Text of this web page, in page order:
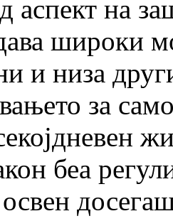
аспект на
широки
и низа
за
беа